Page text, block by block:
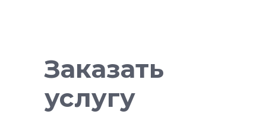
Заказать
услугу